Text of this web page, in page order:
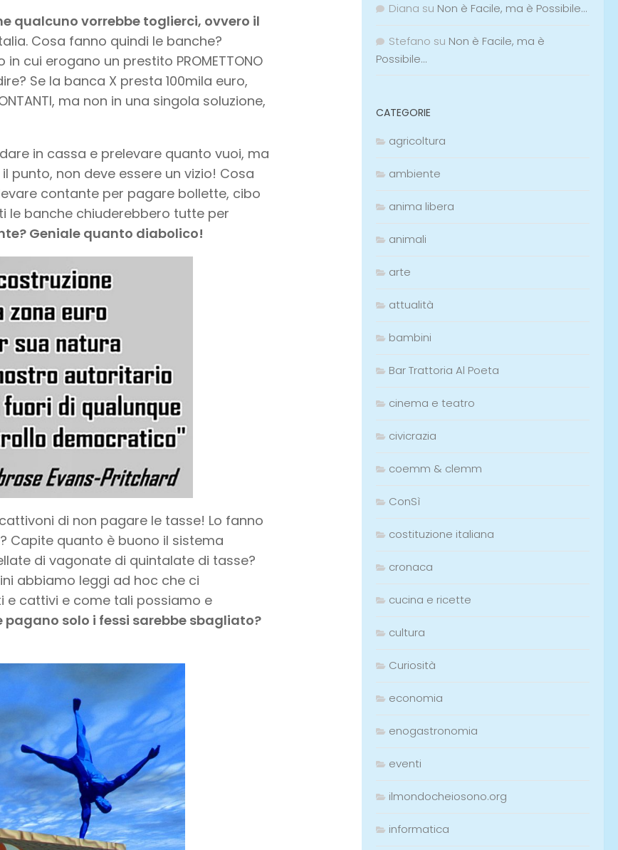
qualcuno vorrebbe toglierci, ovvero il
Cosa fanno quindi le banche?
in cui erogano un prestito PROMETTONO
Se la banca X presta 100mila euro,
ma non in una singola soluzione,
in cassa e prelevare quanto vuoi, ma
punto, non deve essere un vizio! Cosa
contante per pagare bollette, cibo
le banche chiuderebbero tutte per
Geniale quanto diabolico!
di non pagare le tasse! Lo fanno
Capite quanto è buono il sistema
di vagonate di quintalate di tasse?
abbiamo leggi ad hoc che ci
e cattivi e come tali possiamo e
pagano solo i fessi sarebbe sbagliato?
Diana su Non è Facile, ma è Possibile…
Stefano su Non è Facile, ma è
Possibile…
CATEGORIE
agricoltura
ambiente
anima libera
animali
arte
attualità
bambini
Bar Trattoria Al Poeta
cinema e teatro
civicrazia
coemm & clemm
ConSì
costituzione italiana
cronaca
cucina e ricette
cultura
Curiosità
economia
enogastronomia
eventi
ilmondocheiosono.org
informatica